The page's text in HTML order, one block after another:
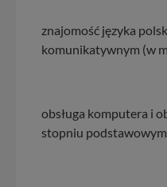
znajomość języka
komunikatywnym (w
obsługa komputera i
stopniu podstawowym